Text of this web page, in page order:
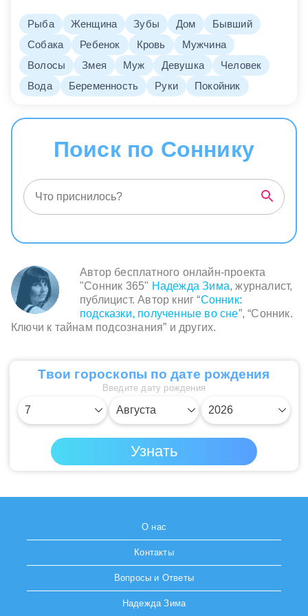
Рыба Женщина Зубы Дом
Бывший
Собака
Ребенок Кровь
Мужчина
Волосы
Змея Муж Девушка
Человек
Вода
Беременность Руки Покойник
Поиск по Соннику
Автор бесплатного онлайн-проекта
"Сонник 365" Надежда Зима, журналист,
публицист. Автор книг “Сонник:
подсказки, полученные во сне”, “Сонник.
Ключи к тайнам подсознания” и других.
Твои гороскопы по дате рождения
Введите дату рождения
О нас
Контакты
Вопросы и Ответы
Надежда Зима